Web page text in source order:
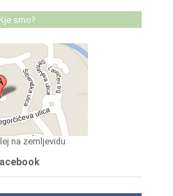
Kje smo?
na zemljevidu